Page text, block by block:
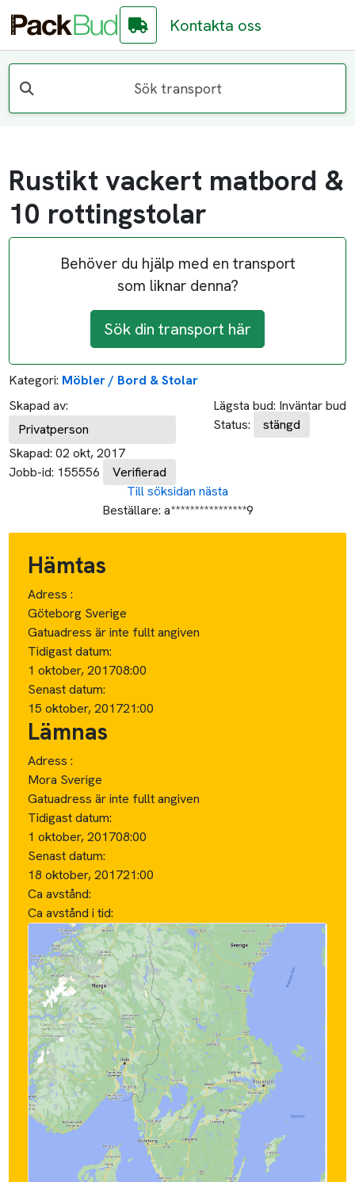
Kontakta oss
Sök transport
Rustikt vackert matbord &
10 rottingstolar
Behöver du hjälp med en transport
som liknar denna?
Sök din transport här
Kategori: Möbler / Bord & Stolar
Skapad av:
Privatperson
Skapad: 02 okt, 2017
Jobb-id: 155556 Verifierad
Lägsta bud: Inväntar bud
Status:
stängd
Till söksidan nästa
Beställare: a****************9
Hämtas
Adress :
Göteborg Sverige
Gatuadress är inte fullt angiven
Tidigast datum:
1 oktober, 201708:00
Senast datum:
15 oktober, 201721:00
Lämnas
Adress :
Mora Sverige
Gatuadress är inte fullt angiven
Tidigast datum:
1 oktober, 201708:00
Senast datum:
18 oktober, 201721:00
Ca avstånd:
Ca avstånd i tid: